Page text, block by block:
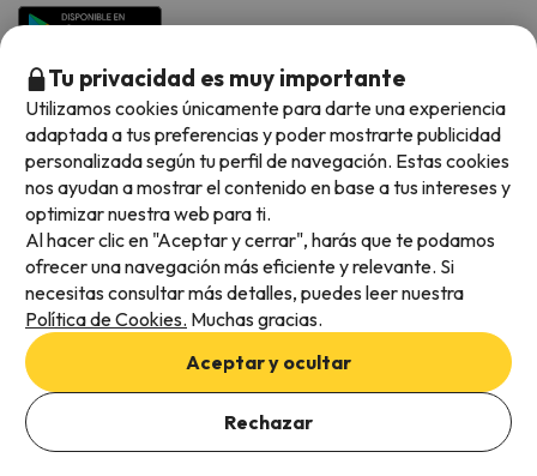
Añade las fechas para comprobar la disponibilidad
Añadir fechas
Métodos de pago disponibles
Condiciones generales
Privacidad de datos
Política de cookies
Tu privacidad es muy importante
Utilizamos cookies únicamente para darte una experiencia
adaptada a tus preferencias y poder mostrarte publicidad
personalizada según tu perfil de navegación. Estas cookies
nos ayudan a mostrar el contenido en base a tus intereses y
optimizar nuestra web para ti.
Al hacer clic en "Aceptar y cerrar", harás que te podamos
ofrecer una navegación más eficiente y relevante. Si
necesitas consultar más detalles, puedes leer nuestra
Política de Cookies. Muchas gracias.
Aceptar y ocultar
Rechazar